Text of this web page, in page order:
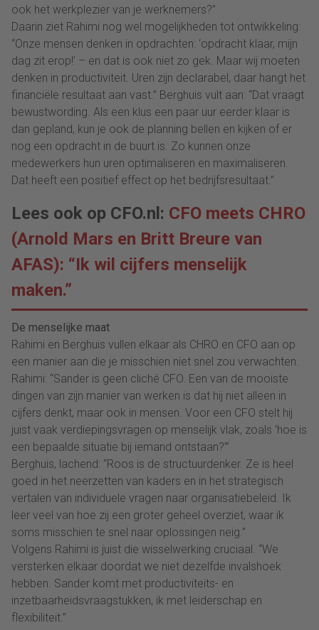
ook het werkplezier van je werknemers?”
Daarin ziet Rahimi nog wel mogelijkheden tot ontwikkeling:
“Onze mensen denken in opdrachten: ‘opdracht klaar, mijn
dag zit erop!’ – en dat is ook niet zo gek. Maar wij moeten
denken in productiviteit. Uren zijn declarabel, daar hangt het
financiële resultaat aan vast.” Berghuis vult aan: “Dat vraagt
bewustwording. Als een klus een paar uur eerder klaar is
dan gepland, kun je ook de planning bellen en kijken of er
nog een opdracht in de buurt is. Zo kunnen onze
medewerkers hun uren optimaliseren en maximaliseren.
Dat heeft een positief effect op het bedrijfsresultaat.”
Lees ook op CFO.nl: CFO meets CHRO
(Arnold Mars en Britt Breure van
AFAS): “Ik wil cijfers menselijk
maken.”
De menselijke maat
Rahimi en Berghuis vullen elkaar als CHRO en CFO aan op
een manier aan die je misschien niet snel zou verwachten.
Rahimi: “Sander is geen cliché CFO. Een van de mooiste
dingen van zijn manier van werken is dat hij niet alleen in
cijfers denkt, maar ook in mensen. Voor een CFO stelt hij
juist vaak verdiepingsvragen op menselijk vlak, zoals ‘hoe is
een bepaalde situatie bij iemand ontstaan?’”
Berghuis, lachend: “Roos is de structuurdenker. Ze is heel
goed in het neerzetten van kaders en in het strategisch
vertalen van individuele vragen naar organisatiebeleid. Ik
leer veel van hoe zij een groter geheel overziet, waar ik
soms misschien te snel naar oplossingen neig.”
Volgens Rahimi is juist die wisselwerking cruciaal. “We
versterken elkaar doordat we niet dezelfde invalshoek
hebben. Sander komt met productiviteits- en
inzetbaarheidsvraagstukken, ik met leiderschap en
flexibiliteit.”